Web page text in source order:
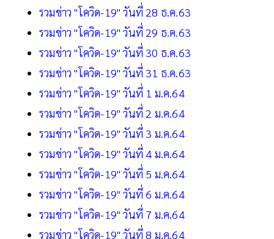
รวมข่าว "โควิด-19" วันที่ 28 ธ.ค.63
รวมข่าว "โควิด-19" วันที่ 29 ธ.ค.63
รวมข่าว "โควิด-19" วันที่ 30 ธ.ค.63
รวมข่าว "โควิด-19" วันที่ 31 ธ.ค.63
รวมข่าว "โควิด-19" วันที่ 1 ม.ค.64
รวมข่าว "โควิด-19" วันที่ 2 ม.ค.64
รวมข่าว "โควิด-19" วันที่ 3 ม.ค.64
รวมข่าว "โควิด-19" วันที่ 4 ม.ค.64
รวมข่าว "โควิด-19" วันที่ 5 ม.ค.64
รวมข่าว "โควิด-19" วันที่ 6 ม.ค.64
รวมข่าว "โควิด-19" วันที่ 7 ม.ค.64
รวมข่าว "โควิด-19" วันที่ 8 ม.ค.64